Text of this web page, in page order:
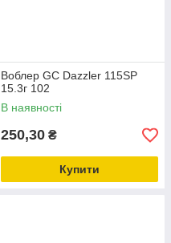
Воблер GC Dazzler 115SP
15.3г 102
В наявності
250,30 ₴
Купити